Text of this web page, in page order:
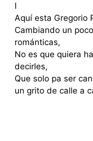
I
Aquí esta Gregorio
Cambiando un
románticas,
No es que quiera
decirles,
Que solo pa ser
un grito de calle a